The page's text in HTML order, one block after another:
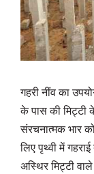
गहरी नींव का
के पास की मिट्टी
संरचनात्मक भार
लिए पृथ्वी में
अस्थिर मिट्टी